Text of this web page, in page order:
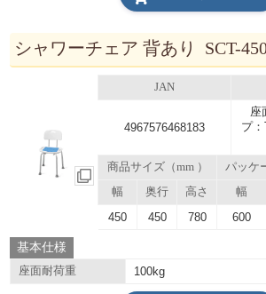
シャワーチェア 背あり SCT-
JAN
4967576468183
座
プ
商品サイズ（mm ） パッケ
幅 奥行 高さ 幅
450 450 780 600
基本仕様
座面耐荷重 100kg